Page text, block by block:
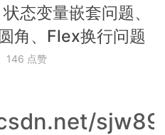
态变量嵌套问题、
角、Flex换行问题
146 点赞